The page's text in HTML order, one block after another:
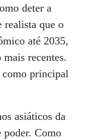
deter a
realista que o
até 2035,
recentes.
como principal
asiáticos da
poder. Como